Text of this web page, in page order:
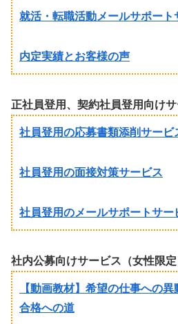
就活・転職活動メールサポート
内定実績とお客様の声
正社員登用、契約社員登用向けサ
社員登用の応募書類添削サービ
社員登用の面接対策サービス
社員登用のメールサポートサー
社内公募向けサービス（女性限定
【動画教材】希望の仕事への
合格への道